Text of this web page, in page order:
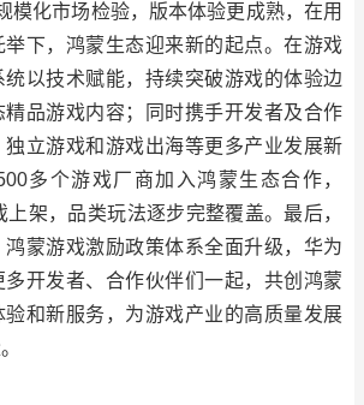
模化市场检验，版本体验更成熟，在用
举下，鸿蒙生态迎来新的起点。在游戏
以技术赋能，持续突破游戏的体验边
品游戏内容；同时携手开发者及合作
立游戏和游戏出海等更多产业发展新
多个游戏厂商加入鸿蒙生态合作，
架，品类玩法逐步完整覆盖。最后，
蒙游戏激励政策体系全面升级，华为
开发者、合作伙伴们一起，共创鸿蒙
和新服务，为游戏产业的高质量发展